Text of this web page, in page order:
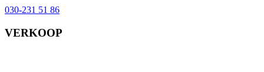
030-231 51 86
VERKOOP